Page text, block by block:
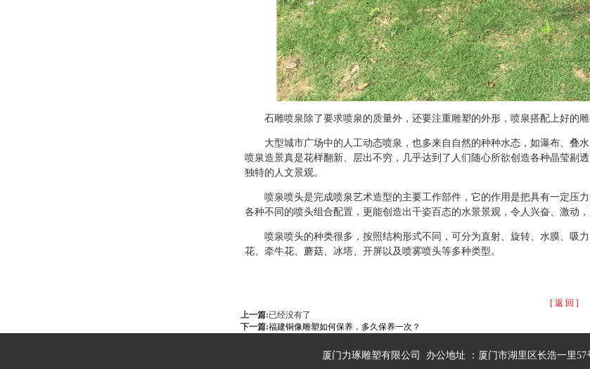
石雕喷泉除了要求喷泉的质量外，还要注重雕塑的外形，喷泉搭配上好的
大型城市广场中的人工动态喷泉，也多来自自然的种种水态，如瀑布、叠
喷泉造景真是花样翻新、层出不穷，几乎达到了人们随心所欲创造各种晶莹剔
独特的人文景观。
喷泉喷头是完成喷泉艺术造型的主要工作部件，它的作用是把具有一定压
各种不同的喷头组合配置，更能创造出千姿百态的水景景观，令人兴奋、激动，
喷泉喷头的种类很多，按照结构形式不同，可分为直射、旋转、水膜、吸
花、牵牛花、蘑菇、冰塔、开屏以及喷雾喷头等多种类型。
[ 返 回 ]
上一篇:已经没有了
下一篇:福建铜像雕塑如何保养，多久保养一次？
厦门力琢雕塑有限公司 办公地址 ：厦门市湖里区长浩一里57